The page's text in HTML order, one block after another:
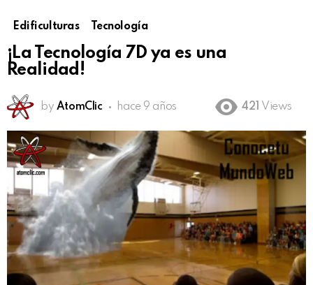
Edificulturas Tecnología
¡La Tecnología 7D ya es una
Realidad!
by AtomClic hace 9 años 421 Views